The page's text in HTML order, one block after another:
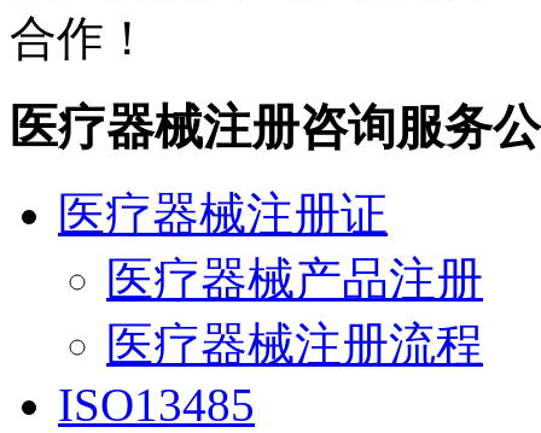
合作！
医疗器械注册咨询服务
医疗器械注册证
医疗器械产品注册
医疗器械注册流程
ISO13485